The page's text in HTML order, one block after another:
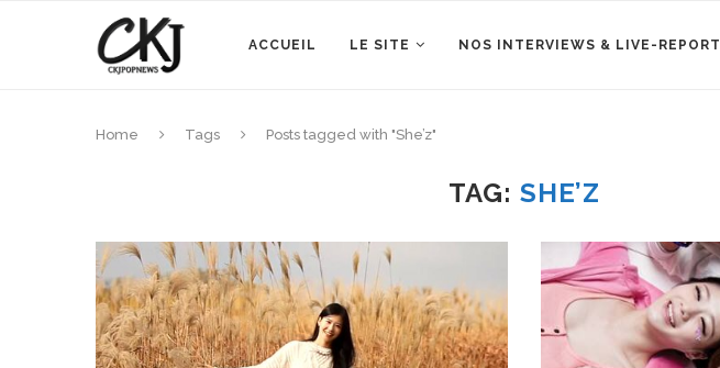
ACCUEIL LE SITE NOS INTERVIEWS & LIVE-REPORT
Home Tags Posts tagged with "She’z"
TAG: SHE’Z